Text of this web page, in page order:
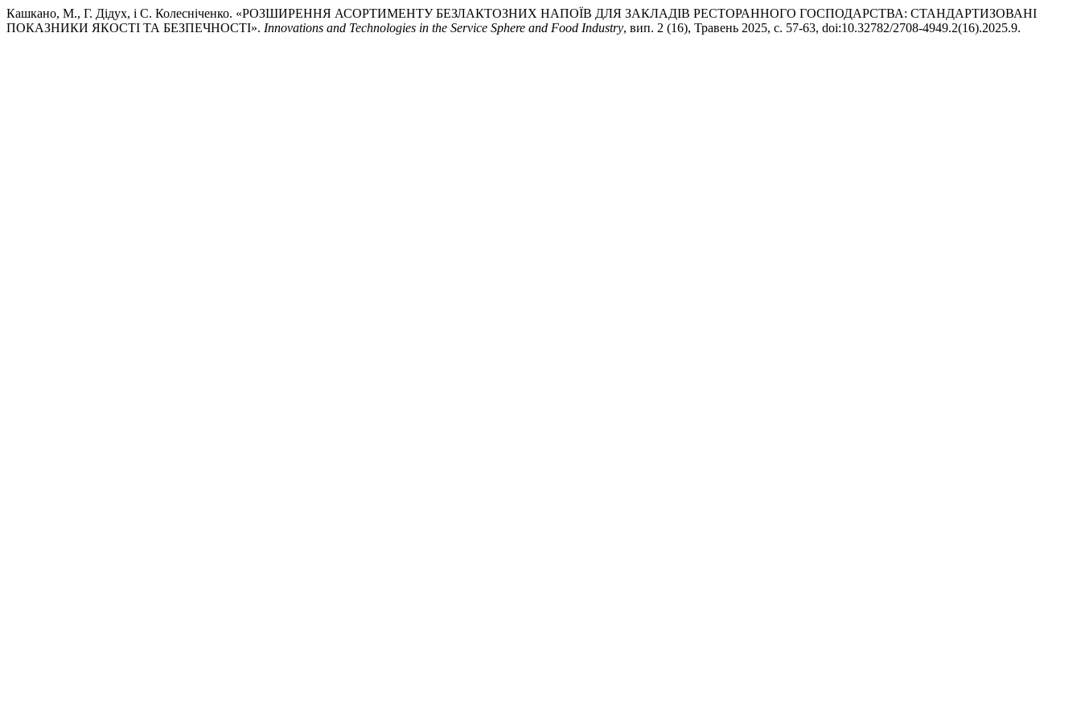
Кашкано, М., Г. Дідух, і С. Колесніченко. «РОЗШИРЕННЯ АСОРТИМЕНТУ БЕЗЛАКТОЗНИХ НАПОЇВ ДЛЯ ЗАКЛАДІВ РЕСТОРАННОГО ГОСПОДАРСТВА: СТАНДАРТИЗОВАНІ
ПОКАЗНИКИ ЯКОСТІ ТА БЕЗПЕЧНОСТІ». Innovations and Technologies in the Service Sphere and Food Industry, вип. 2 (16), Травень 2025, с. 57-63, doi:10.32782/2708-4949.2(16).2025.9.